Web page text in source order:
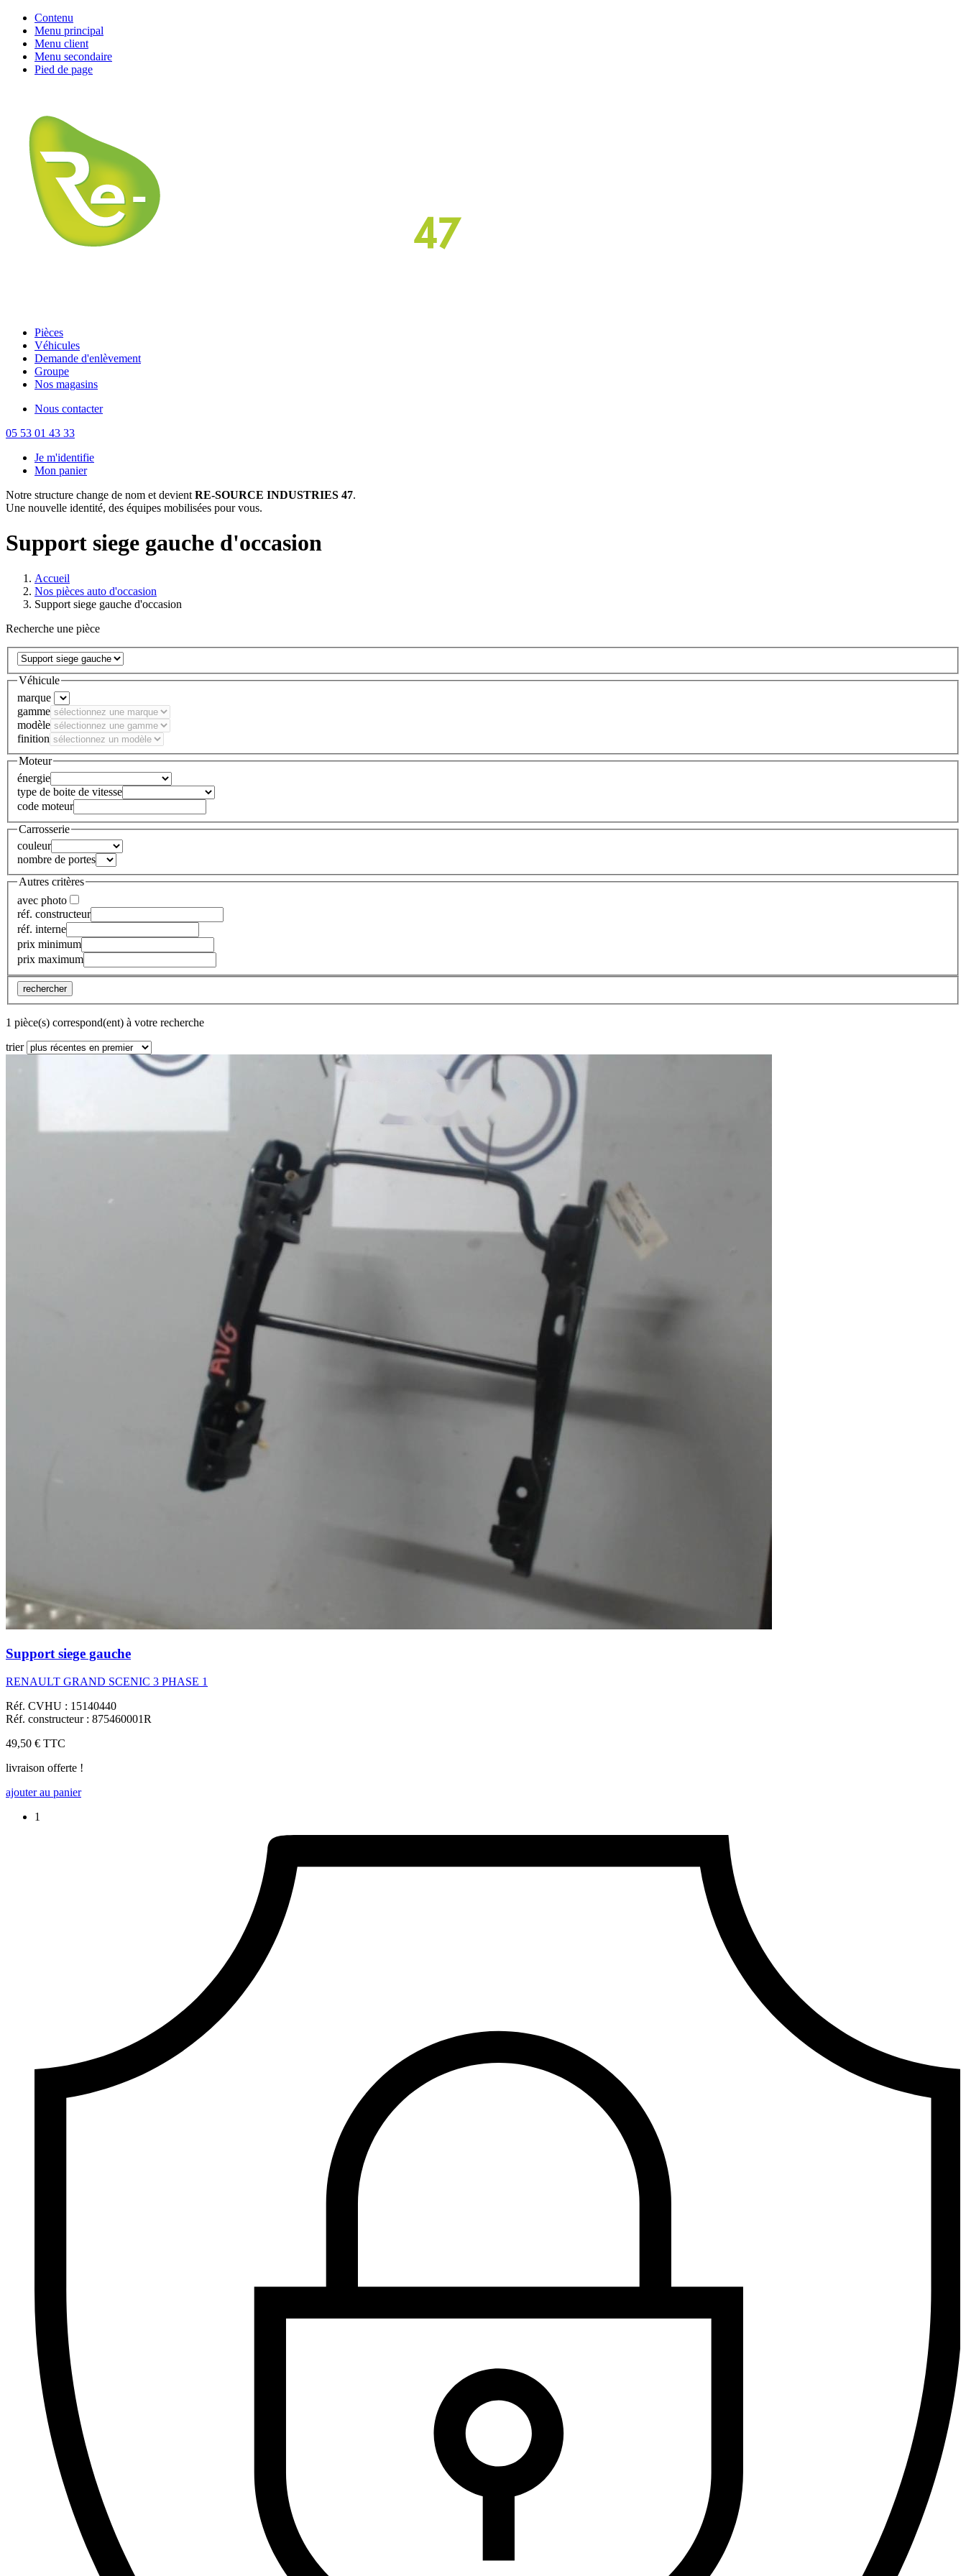
Contenu
Menu principal
Menu client
Menu secondaire
Pied de page
Pièces
Véhicules
Demande d'enlèvement
Groupe
Nos magasins
Nous contacter
05 53 01 43 33
Je m'identifie
Mon panier
Notre structure change de nom et devient RE-SOURCE INDUSTRIES 47.
Une nouvelle identité, des équipes mobilisées pour vous.
Support siege gauche d'occasion
Accueil
Nos pièces auto d'occasion
Support siege gauche d'occasion
Recherche une pièce
Véhicule
marque
gamme
modèle
finition
Moteur
énergie
type de boite de vitesse
code moteur
Carrosserie
couleur
nombre de portes
Autres critères
avec photo
réf. constructeur
réf. interne
prix minimum
prix maximum
rechercher
1 pièce(s) correspond(ent) à votre recherche
trier
Support siege gauche
RENAULT GRAND SCENIC 3 PHASE 1
Réf. CVHU : 15140440
Réf. constructeur : 875460001R
49,50 € TTC
livraison offerte !
ajouter au panier
1